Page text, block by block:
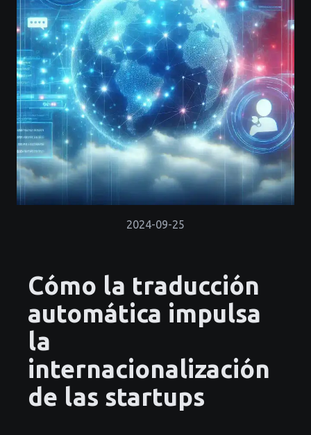
2024-09-25
Cómo la traducción
automática impulsa
la
internacionalización
de las startups